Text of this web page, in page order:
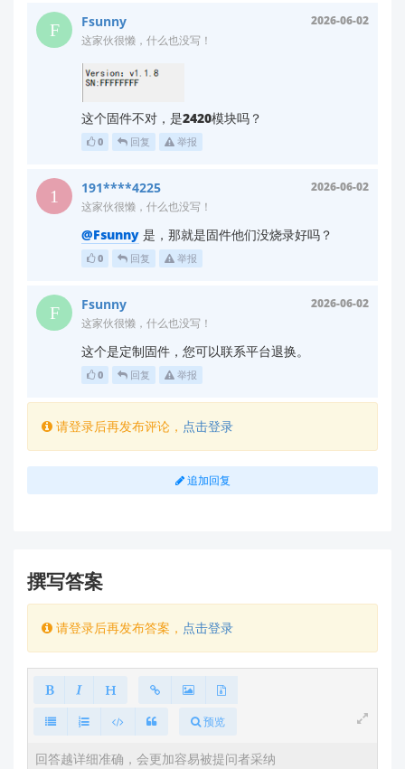
接；
若处于AT指令模式，需发送
AT+UART=115200,8,1,0,0
修改波特率后测试
若需更高波特率（如115200），发送指令后
换串口助手/上位机波特率
✅ 第三步：检查上位机配置
确认上位机软件中：
波特率与模块当前配置一致；
数据格式（数据位、停止位、校验位）匹配模块
通信协议与模块输出格式一致（如需解析
JSON，模块需配置为JSON输出）。
官方资源参考
模块资料下载 ：
请访问
，输入您的模块型号，下载最新《用户手册》和
LD2410
标注默认波特率及切换方法。
⚠️重要提醒
切勿强行修改波特率 ：若模块未保存新波特率配
置，重启后将恢复默认值（如9600），需通过
AT+SAVE
保存设置。
Fsunny
2026-06-02
这家伙很懒，什么也没写！
这个固件不对，是2420模块吗？
0 回复 举报
191****4225
2026-06-02
这家伙很懒，什么也没写！
@Fsunny 是，那就是固件他们没烧录好吗？
0 回复 举报
Fsunny
2026-06-02
这家伙很懒，什么也没写！
这个是定制固件，您可以联系平台退换。
0 回复 举报
请登录后再发布评论， 点击登录
追加回复
撰写答案
请登录后再发布答案， 点击登录
预览